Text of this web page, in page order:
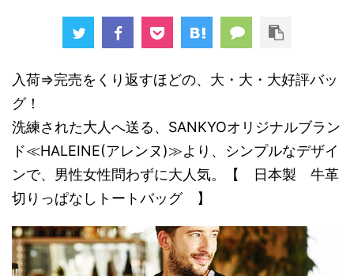
入荷⇒完売をくり返すほどの、大・大・大好評バッ
グ！
洗練された大人へ送る、SANKYOオリジナルブラン
ド≪HALEINE(アレンヌ)≫より、シンプルなデザイ
ンで、男性女性問わずに大人気。【 日本製 牛革
切りっぱなしトートバッグ 】